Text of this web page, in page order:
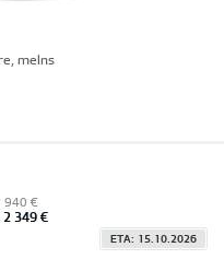
melns
940 €
349 €
ETA: 15.10.2026